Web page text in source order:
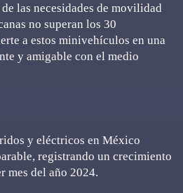
las necesidades de movilidad
no superan los 30
a estos minivehículos en una
y amigable con el medio
y eléctricos en México
registrando un crecimiento
mes del año 2024.